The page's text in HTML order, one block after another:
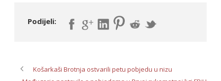
Podijeli:
Košarkaši Brotnja ostvarili petu pobjedu u nizu